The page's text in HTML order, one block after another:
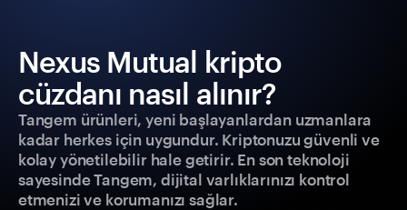
Nexus Mutual kripto
cüzdanı nasıl alınır?
Tangem ürünleri, yeni başlayanlardan uzmanlara
kadar herkes için uygundur. Kriptonuzu güvenli ve
kolay yönetilebilir hale getirir. En son teknoloji
sayesinde Tangem, dijital varlıklarınızı kontrol
etmenizi ve korumanızı sağlar.